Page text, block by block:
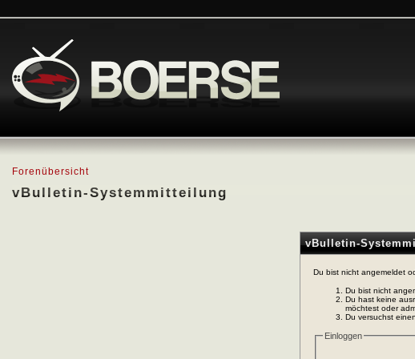
Forenübersicht
vBulletin-Systemmitteilung
vBulletin-
Du bist nicht angemeldet
Du bist nicht
Du hast keine
möchtest oder
Du versuchst
Einloggen